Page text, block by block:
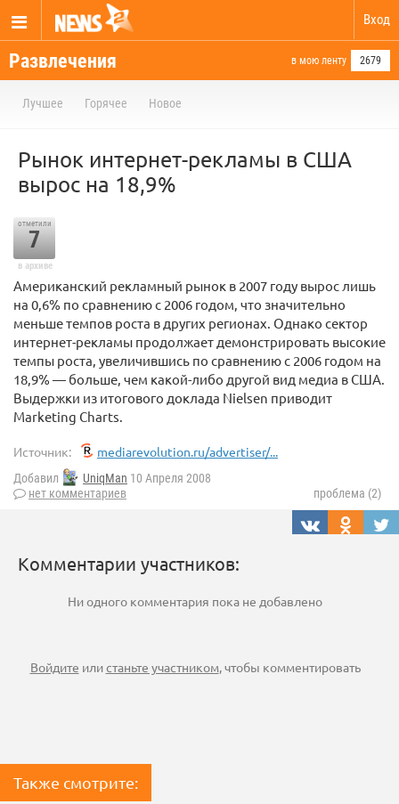
Вход
Развлечения в мою ленту 2679
Лучшее Горячее Новое
Рынок интернет-рекламы в США
вырос на 18,9%
отметили
7
в архиве
Американский рекламный рынок в 2007 году вырос лишь
на 0,6% по сравнению с 2006 годом, что значительно
меньше темпов роста в других регионах. Однако сектор
интернет-рекламы продолжает демонстрировать высокие
темпы роста, увеличившись по сравнению с 2006 годом на
18,9% — больше, чем какой-либо другой вид медиа в США.
Выдержки из итогового доклада Nielsen приводит
Marketing Charts.
Источник: mediarevolution.ru/advertiser/...
Добавил UniqMan 10 Апреля 2008
нет комментариев
проблема (2)
Комментарии участников:
Ни одного комментария пока не добавлено
Войдите илистаньте участником, чтобы комментировать
Также смотрите: